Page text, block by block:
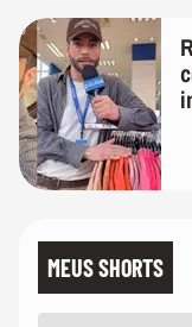
MEUS SHORTS